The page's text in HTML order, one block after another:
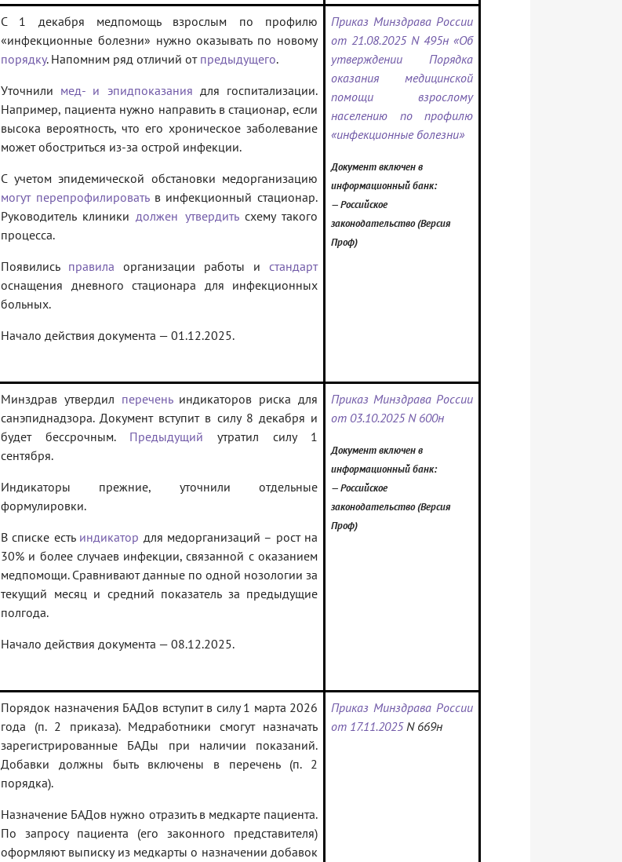
С 1 декабря медпомощь взрослым по профилю
«инфекционные болезни» нужно оказывать по новому
порядку. Напомним ряд отличий от предыдущего.
Уточнили мед- и эпидпоказания для госпитализации.
Например, пациента нужно направить в стационар, если
высока вероятность, что его хроническое заболевание
может обостриться из-за острой инфекции.
С учетом эпидемической обстановки медорганизацию
могут перепрофилироватьв инфекционный стационар.
Руководитель клиникидолжен утвердитьсхему такого
процесса.
Появились правила организации работы и стандарт
оснащения дневного стационара для инфекционных
больных.
Начало действия документа — 01.12.2025.
Приказ Минздрава России
от 21.08.2025 N 495н «Об
утверждении Порядка
оказания медицинской
помощи взрослому
населению по профилю
«инфекционные болезни»
Документ включен в
информационный банк:
— Российское
законодательство (Версия
Проф)
Минздрав утвердил переченьиндикаторов риска для
санэпиднадзора. Документ вступит в силу 8 декабря и
будет бессрочным. Предыдущий утратил силу 1
сентября.
Индикаторы прежние, уточнили отдельные
формулировки.
В списке есть индикатор для медорганизаций – рост на
30% и более случаев инфекции, связанной с оказанием
медпомощи. Сравнивают данные по одной нозологии за
текущий месяц и средний показатель за предыдущие
полгода.
Начало действия документа — 08.12.2025.
Приказ Минздрава России
от 03.10.2025 N 600н
Документ включен в
информационный банк:
— Российское
законодательство (Версия
Проф)
Порядок назначения БАДов вступит в силу 1 марта 2026
года (п. 2 приказа). Медработники смогут назначать
зарегистрированные БАДы при наличии показаний.
Добавки должны быть включены в перечень (п. 2
порядка).
Назначение БАДов нужно отразить в медкарте пациента.
По запросу пациента (его законного представителя)
оформляют выписку из медкарты о назначении добавок
Приказ Минздрава России
от 17.11.2025N 669н